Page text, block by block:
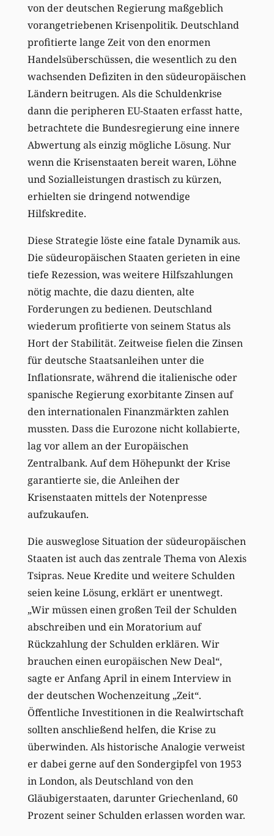
von der deutschen Regierung maßgeblich
vorangetriebenen Krisenpolitik. Deutschland
profitierte lange Zeit von den enormen
Handelsüberschüssen, die wesentlich zu den
wachsenden Defiziten in den südeuropäischen
Ländern beitrugen. Als die Schuldenkrise
dann die peripheren EU-Staaten erfasst hatte,
betrachtete die Bundesregierung eine innere
Abwertung als einzig mögliche Lösung. Nur
wenn die Krisenstaaten bereit waren, Löhne
und Sozialleistungen drastisch zu kürzen,
erhielten sie dringend notwendige
Hilfskredite.
Diese Strategie löste eine fatale Dynamik aus.
Die südeuropäischen Staaten gerieten in eine
tiefe Rezession, was weitere Hilfszahlungen
nötig machte, die dazu dienten, alte
Forderungen zu bedienen. Deutschland
wiederum profitierte von seinem Status als
Hort der Stabilität. Zeitweise fielen die Zinsen
für deutsche Staatsanleihen unter die
Inflationsrate, während die italienische oder
spanische Regierung exorbitante Zinsen auf
den internationalen Finanzmärkten zahlen
mussten. Dass die Eurozone nicht kollabierte,
lag vor allem an der Europäischen
Zentralbank. Auf dem Höhepunkt der Krise
garantierte sie, die Anleihen der
Krisenstaaten mittels der Notenpresse
aufzukaufen.
Die ausweglose Situation der südeuropäischen
Staaten ist auch das zentrale Thema von Alexis
Tsipras. Neue Kredite und weitere Schulden
seien keine Lösung, erklärt er unentwegt.
„Wir müssen einen großen Teil der Schulden
abschreiben und ein Moratorium auf
Rückzahlung der Schulden erklären. Wir
brauchen einen europäischen New Deal“,
sagte er Anfang April in einem Interview in
der deutschen Wochenzeitung „Zeit“.
Öffentliche Investitionen in die Realwirtschaft
sollten anschließend helfen, die Krise zu
überwinden. Als historische Analogie verweist
er dabei gerne auf den Sondergipfel von 1953
in London, als Deutschland von den
Gläubigerstaaten, darunter Griechenland, 60
Prozent seiner Schulden erlassen worden war.